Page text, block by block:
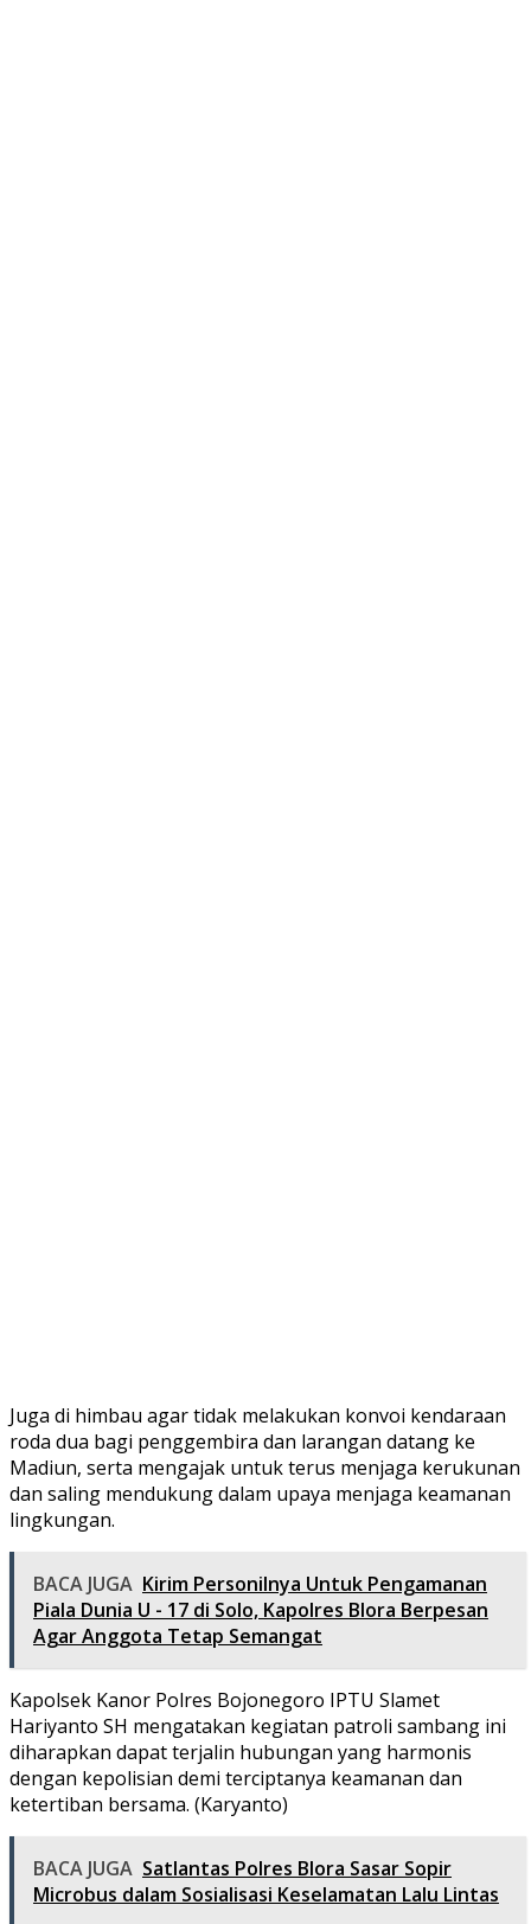
Juga di himbau agar tidak melakukan konvoi kendaraan
roda dua bagi penggembira dan larangan datang ke
Madiun, serta mengajak untuk terus menjaga kerukunan
dan saling mendukung dalam upaya menjaga keamanan
lingkungan.
BACA JUGA Kirim Personilnya Untuk Pengamanan
Piala Dunia U - 17 di Solo, Kapolres Blora Berpesan
Agar Anggota Tetap Semangat
Kapolsek Kanor Polres Bojonegoro IPTU Slamet
Hariyanto SH mengatakan kegiatan patroli sambang ini
diharapkan dapat terjalin hubungan yang harmonis
dengan kepolisian demi terciptanya keamanan dan
ketertiban bersama. (Karyanto)
BACA JUGA Satlantas Polres Blora Sasar Sopir
Microbus dalam Sosialisasi Keselamatan Lalu Lintas